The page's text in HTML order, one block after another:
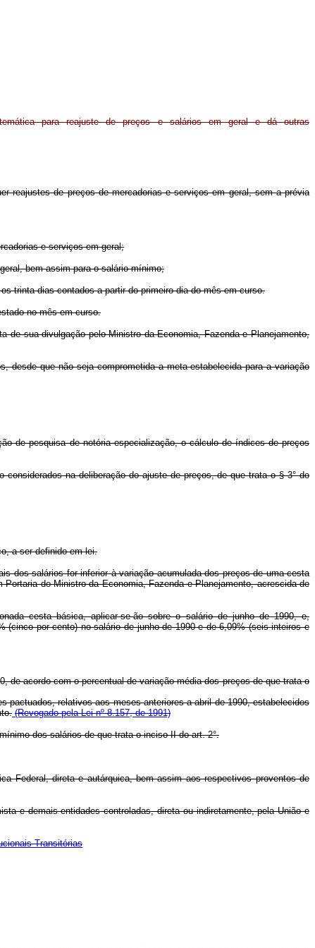
para reajuste de preços e salários em geral e dá outras
reajustes de preços de mercadorias e serviços em geral, sem a prévia
e serviços em geral;
bem assim para o salário-mínimo;
trinta dias contados a partir do primeiro dia do mês em curso.
no mês em curso.
de sua divulgação pelo Ministro da Economia, Fazenda e Planejamento,
desde que não seja comprometida a meta estabelecida para a variação
de pesquisa de notória especialização, o cálculo de índices de preços
na deliberação do ajuste de preços, de que trata o § 3° do
a ser definido em lei.
dos salários for inferior à variação acumulada dos preços de uma cesta
do Ministro da Economia, Fazenda e Planejamento, acrescida de
cesta básica, aplicar-se-ão sobre o salário de junho de 1990, e,
por cento) no salário de junho de 1990 e de 6,09% (seis inteiros e
de acordo com o percentual de variação média dos preços de que trata o
pactuados, relativos aos meses anteriores a abril de 1990, estabelecidos
(Revogado pela Lei nº 8.157, de 1991)
dos salários de que trata o inciso II do art. 2°.
Federal, direta e autárquica, bem assim aos respectivos proventos de
e demais entidades controladas, direta ou indiretamente, pela União e
Transitórias